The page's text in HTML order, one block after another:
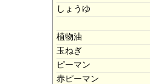
しょうゆ
植物油
玉ねぎ
ピーマン
赤ピーマン